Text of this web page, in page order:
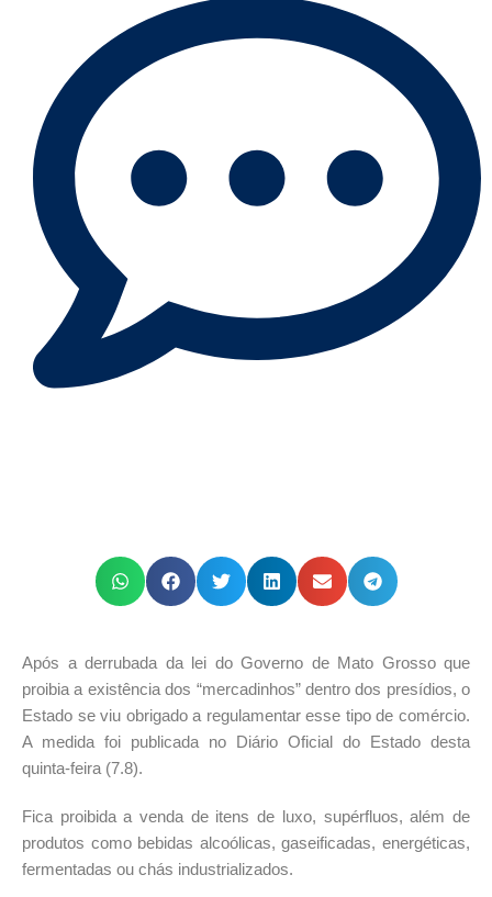
Após a derrubada da lei do Governo de Mato Grosso que
proibia a existência dos “mercadinhos” dentro dos presídios, o
Estado se viu obrigado a regulamentar esse tipo de comércio.
A medida foi publicada no Diário Oficial do Estado desta
quinta-feira (7.8).
Fica proibida a venda de itens de luxo, supérfluos, além de
produtos como bebidas alcoólicas, gaseificadas, energéticas,
fermentadas ou chás industrializados.